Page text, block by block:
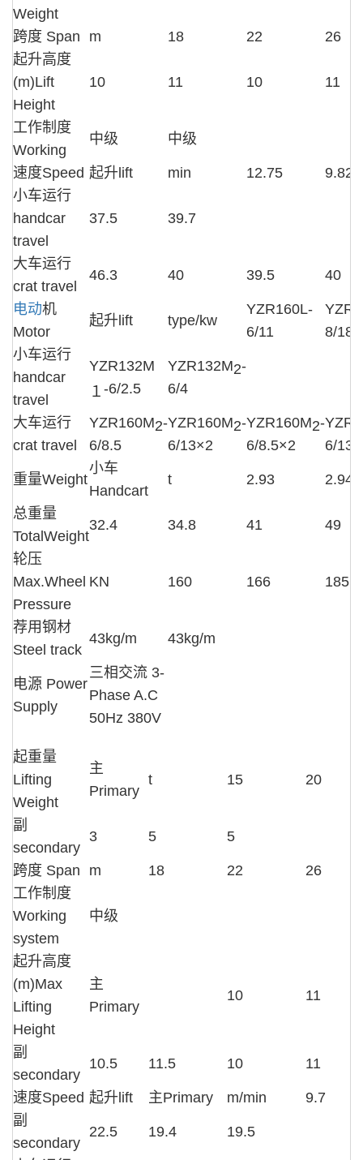
Weight
跨度 Span m 18 22
26
起升高度
(m)Lift
Height
10 11 10 11
工作制度
Working
中级 中级
速度Speed 起升lift min 12.75
9.82
小车运行
handcar
travel
37.5 39.7
大车运行
crat travel
46.3 40 39.5 40
电动机
Motor
起升lift type/kw
YZR160L-
6/11
8/
小车运行
handcar
travel
YZR132M
１ -6/2.5
YZR132M2-
6/4
大车运行
crat travel
YZR160M2-
6/8.5
YZR160M2-
6/13×2
YZR160M2-
6/8.5×2
6/
重量Weight
小车
Handcart
t 2.93 2.94
总重量
TotalWeight
32.4 34.8 41 49
轮压
Max.Wheel
Pressure
KN 160 166 185
荐用钢材
Steel track
43kg/m 43kg/m
电源 Power
Supply
三相交流 3-
Phase A.C
50Hz 380V
起重量
Lifting
Weight
主
Primary
t 15 20
副
secondary
3 5 5
跨度 Span m 18 22
26
工作制度
Working
system
中级
起升高度
(m)Max
Lifting
Height
主
Primary
10 11
副
secondary
10.5 11.5 10 11
速度Speed 起升lift 主Primary m/min
9.7
副
secondary
22.5 19.4 19.5